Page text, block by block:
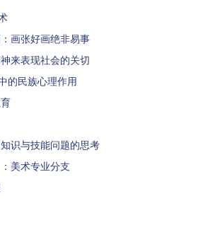
画张好画绝非易事
来表现社会的关切
的民族心理作用
识与技能问题的思考
美术专业分支